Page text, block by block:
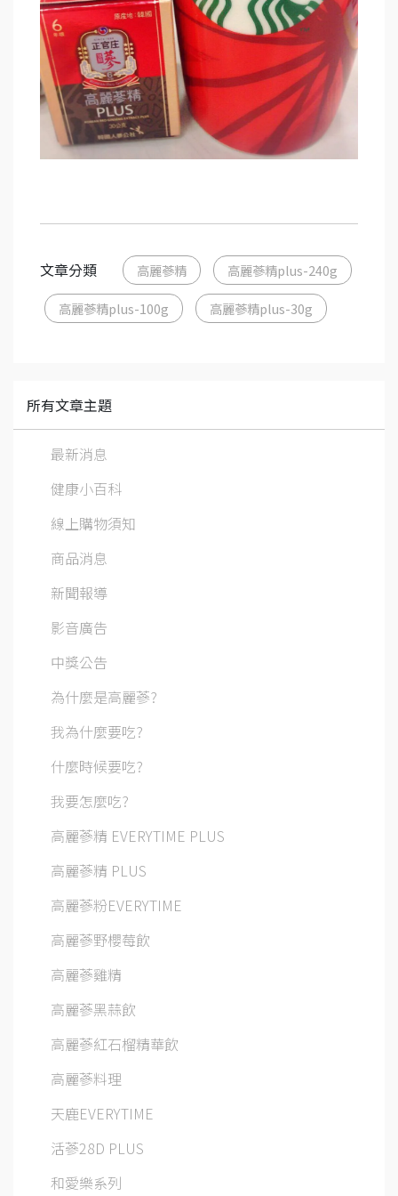
文章分類 高麗蔘精 高麗蔘精plus-240g
高麗蔘精plus-100g 高麗蔘精plus-30g
所有文章主題
最新消息
健康小百科
線上購物須知
商品消息
新聞報導
影音廣告
中獎公告
為什麼是高麗蔘?
我為什麼要吃?
什麼時候要吃?
我要怎麼吃?
高麗蔘精 EVERYTIME PLUS
高麗蔘精 PLUS
高麗蔘粉EVERYTIME
高麗蔘野櫻莓飲
高麗蔘雞精
高麗蔘黑蒜飲
高麗蔘紅石榴精華飲
高麗蔘料理
天鹿EVERYTIME
活蔘28D PLUS
和愛樂系列